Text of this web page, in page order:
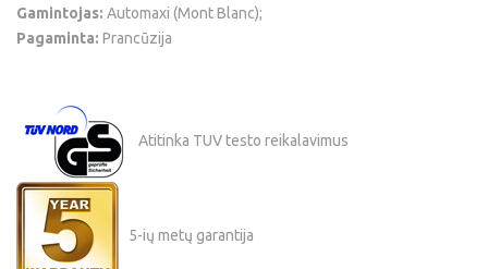
Gamintojas: Automaxi (Mont Blanc);
Pagaminta: Prancūzija
Atitinka TUV testo reikalavimus
5-ių metų garantija